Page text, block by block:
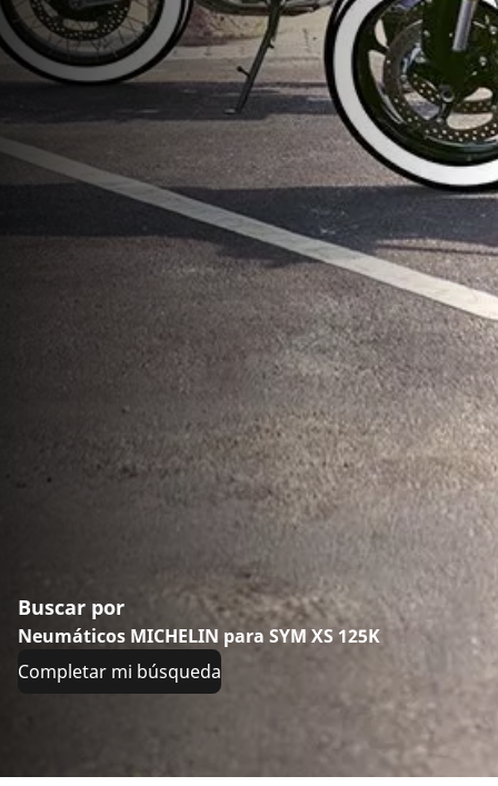
Buscar por
Neumáticos MICHELIN para SYM XS 125K
Completar mi búsqueda